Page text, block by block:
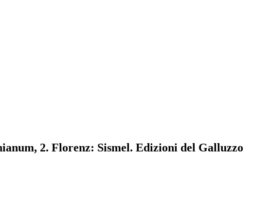
2. Florenz: Sismel. Edizioni del Galluzzo